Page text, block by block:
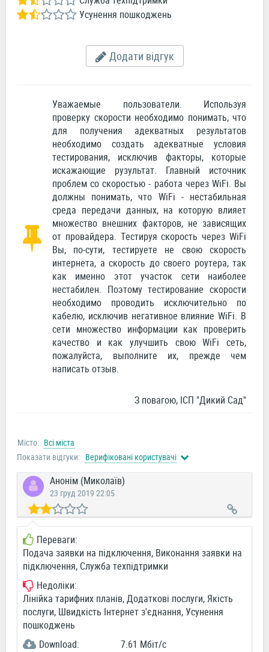
Усунення пошкоджень
Додати відгук
Уважаемые пользователи. Используя
проверку скорости необходимо понимать, что
для получения адекватных результатов
необходимо создать адекватные условия
тестирования, исключив факторы, которые
искажающие рузультат. Главный источник
проблем со скоростью - работа через WiFi. Вы
должны понимать, что WiFi - нестабильная
среда передачи данных, на которую влияет
множество внешних факторов, не зависящих
от провайдера. Тестируя скорость через WiFi
Вы, по-сути, тестируете не свою скорость
интернета, а скорость до своего роутера, так
как именно этот участок сети наиболее
нестабилен. Поэтому тестирование скорости
необходимо проводить исключительно по
кабелю, исключив негативное влияние WiFi. В
сети множество информации как проверить
качество и как улучшить свою WiFi сеть,
пожалуйста, выполните их, прежде чем
написать отзыв.
З повагою, ІСП "Дикий Сад"
Місто: Всі міста
Показати відгуки: Верифіковані користувачі
Анонім (Миколаїв)
23 груд 2019 22:05
Переваги:
Подача заявки на підключення, Виконання заявки на
підключення, Служба техпідтримки
Недоліки:
Лінійка тарифних планів, Додаткові послуги, Якість
послуги, Швидкість Інтернет з'єднання, Усунення
пошкоджень
Download:
7.61 Мбіт/c